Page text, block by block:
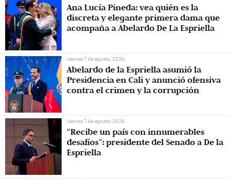
Ana Lucía Pineda: vea quién es la
discreta y elegante primera dama que
acompaña a Abelardo De La Espriella
viernes 7 de agosto, 2026
Abelardo de la Espriella asumió la
Presidencia en Cali y anunció ofensiva
contra el crimen y la corrupción
viernes 7 de agosto, 2026
“Recibe un país con innumerables
desafíos”: presidente del Senado a De la
Espriella